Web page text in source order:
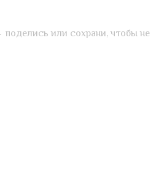
поделись или сохрани, чтобы не